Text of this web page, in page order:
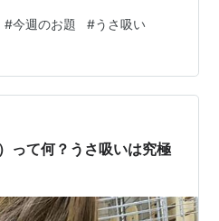
わってきて、何とも言えな
さ吸いを毎日何回もしてい
私が顔を近づけると、つき
最近、それが可愛くて仕方
キンシップに喜んでくれて
#今週のお題 #うさ吸い
って何？うさ吸いは究極